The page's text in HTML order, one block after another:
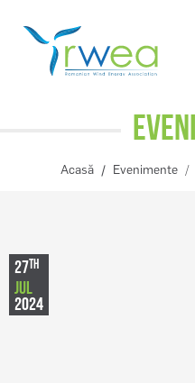
Acasă Evenimente
27TH
JUL
2024